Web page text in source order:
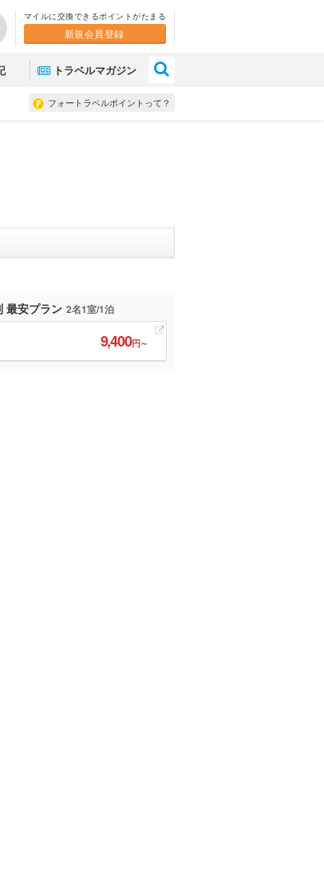
マイルに交換できるポイントがたまる
新規会員登録
トラベルマガジン
フォートラベルポイントって？
最安プラン 2名1室/1泊
9,400円～